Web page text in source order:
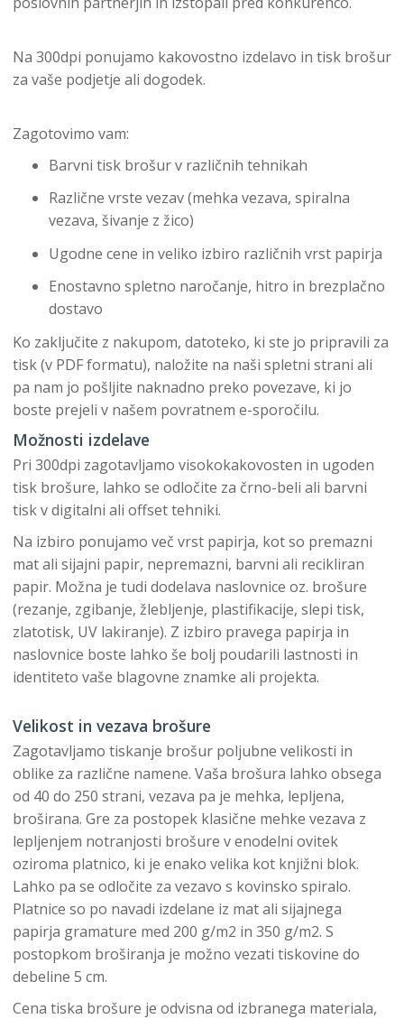
Na 300dpi ponujamo kakovostno izdelavo in tisk brošur
za vaše podjetje ali dogodek.
Zagotovimo vam:
Barvni tisk brošur v različnih tehnikah
Različne vrste vezav (mehka vezava, spiralna
vezava, šivanje z žico)
Ugodne cene in veliko izbiro različnih vrst papirja
Enostavno spletno naročanje, hitro in brezplačno
dostavo
Ko zaključite z nakupom, datoteko, ki ste jo pripravili za
tisk (v PDF formatu), naložite na naši spletni strani ali
pa nam jo pošljite naknadno preko povezave, ki jo
boste prejeli v našem povratnem e-sporočilu.
Možnosti izdelave
Pri 300dpi zagotavljamo visokokakovosten in ugoden
tisk brošure, lahko se odločite za črno-beli ali barvni
tisk v digitalni ali offset tehniki.
Na izbiro ponujamo več vrst papirja, kot so premazni
mat ali sijajni papir, nepremazni, barvni ali recikliran
papir. Možna je tudi dodelava naslovnice oz. brošure
(rezanje, zgibanje, žlebljenje, plastifikacije, slepi tisk,
zlatotisk, UV lakiranje). Z izbiro pravega papirja in
naslovnice boste lahko še bolj poudarili lastnosti in
identiteto vaše blagovne znamke ali projekta.
Velikost in vezava brošure
Zagotavljamo tiskanje brošur poljubne velikosti in
oblike za različne namene. Vaša brošura lahko obsega
od 40 do 250 strani, vezava pa je mehka, lepljena,
broširana. Gre za postopek klasične mehke vezava z
lepljenjem notranjosti brošure v enodelni ovitek
oziroma platnico, ki je enako velika kot knjižni blok.
Lahko pa se odločite za vezavo s kovinsko spiralo.
Platnice so po navadi izdelane iz mat ali sijajnega
papirja gramature med 200 g/m2 in 350 g/m2. S
postopkom broširanja je možno vezati tiskovine do
debeline 5 cm.
Cena tiska brošure je odvisna od izbranega materiala,